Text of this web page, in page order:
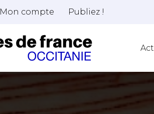
Mon compte Publiez !